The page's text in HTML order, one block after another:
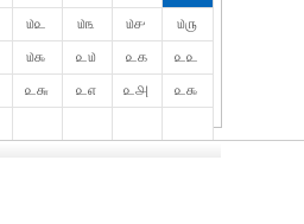
௰௨ ௰௩ ௰௪
௰௫
௰௯ ௨௰ ௨௧
௨௨
௨௬ ௨௭ ௨௮
௨௯